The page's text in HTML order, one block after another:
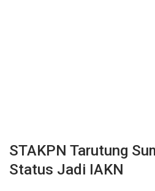
STAKPN Tarutung
Status Jadi IAKN